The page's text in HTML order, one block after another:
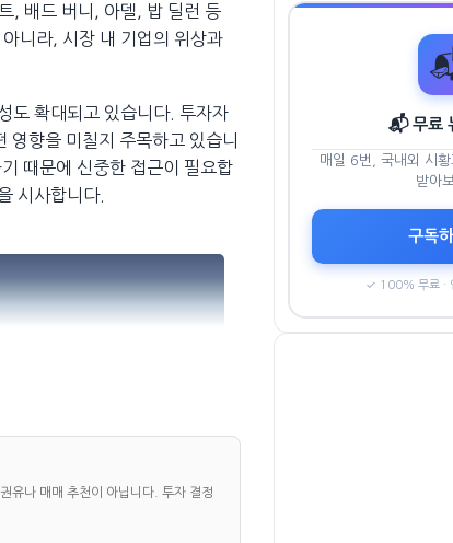
, 배드 버니, 아델, 밥 딜런 등
니라, 시장 내 기업의 위상과
도 확대되고 있습니다. 투자자
영향을 미칠지 주목하고 있습니
때문에 신중한 접근이 필요합
시사합니다.
유나 매매 추천이 아닙니다. 투자 결정
📬 무료
매일 6번, 국내외 시
받아
구독
✓ 100% 무료 ·